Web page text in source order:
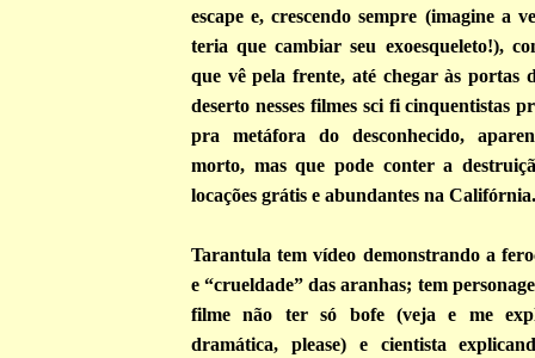
escape e, crescendo sempre (imagine a
teria que cambiar seu exoesqueleto!),
que vê pela frente, até chegar às portas
deserto nesses filmes sci fi cinquentistas
pra metáfora do desconhecido,
morto, mas que pode conter a
locações grátis e abundantes na Califórnia.
Tarantula tem vídeo demonstrando a
e “crueldade” das aranhas; tem
filme não ter só bofe (veja e me
dramática, please) e cientista